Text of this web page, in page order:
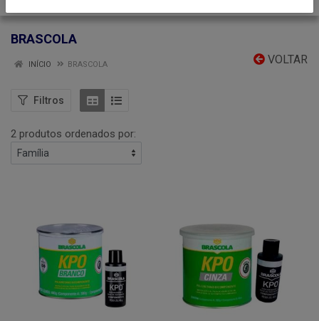
BRASCOLA
VOLTAR
INÍCIO BRASCOLA
Filtros
2 produtos ordenados por: